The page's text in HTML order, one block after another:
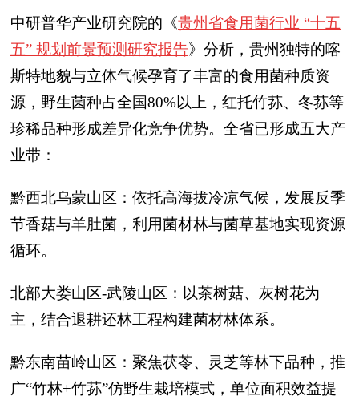
中研普华产业研究院的《贵州省食用菌行业 “十五
五” 规划前景预测研究报告》分析， 贵州独特的喀
斯特地貌与立体气候孕育了丰富的食用菌种质资
源，野生菌种占全国80%以上，红托竹荪、冬荪等
珍稀品种形成差异化竞争优势。全省已形成五大产
业带：
黔西北乌蒙山区：依托高海拔冷凉气候，发展反季
节香菇与羊肚菌，利用菌材林与菌草基地实现资源
循环。
北部大娄山区-武陵山区：以茶树菇、灰树花为
主，结合退耕还林工程构建菌材林体系。
黔东南苗岭山区：聚焦茯苓、灵芝等林下品种，推
广“竹林+竹荪”仿野生栽培模式，单位面积效益提